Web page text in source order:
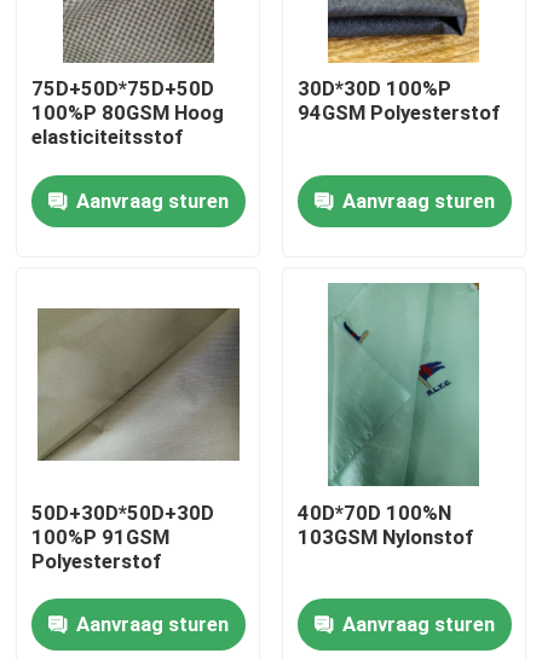
Producten
Over ons
Fabrieksreis
nieuws
De Stof van het polyestergeheugen
De Stof van de polyestertaf
75D+50D*75D+50D
100%P 80GSM Hoog
elasticiteitsstof
Aanvraag sturen
30D*30D 100%P
94GSM Polyesterstof
Aanvraag sturen
50D+30D*50D+30D
100%P 91GSM
Polyesterstof
Aanvraag sturen
40D*70D 100%N
103GSM Nylonstof
Aanvraag sturen